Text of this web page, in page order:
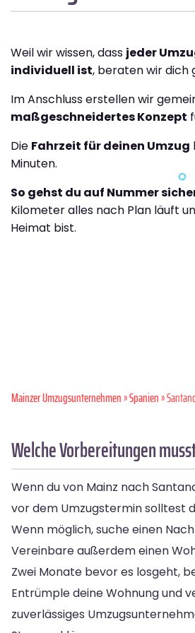
Weil wir wissen, dass jeder
individuell ist, beraten wir dich
Im Anschluss erstellen wir
maßgeschneidertes Konzept
Die Fahrzeit für deinen Umzug
Minuten.
So gehst du auf Nummer
Kilometer alles nach Plan läuft
Heimat bist.
Mainzer Umzugsunternehmen»Spanien»
Welche Vorbereitungen
Wenn du von Mainz nach
vor dem Umzugstermin solltest
Wenn möglich, suche einen
Vereinbare außerdem einen
Zwei Monate bevor es losgeht,
Entrümple deine Wohnung und
zuverlässiges